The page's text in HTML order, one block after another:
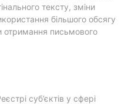
тексту, зміни
більшого обсягу
письмового
суб’єктів у сфері